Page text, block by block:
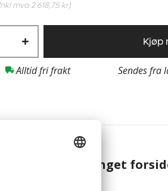
mva 2 618,75 kr)
Kjøp
Alltid fri frakt Sendes fra
Elsie, forlenget